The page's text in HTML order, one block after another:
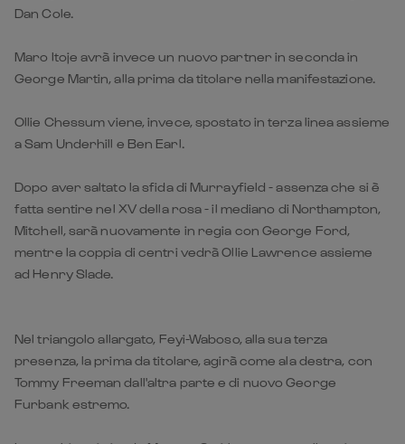
Dan Cole.
Maro Itoje avrà invece un nuovo partner in seconda in
George Martin, alla prima da titolare nella manifestazione.
Ollie Chessum viene, invece, spostato in terza linea assieme
a Sam Underhill e Ben Earl.
Dopo aver saltato la sfida di Murrayfield - assenza che si è
fatta sentire nel XV della rosa - il mediano di Northampton,
Mitchell, sarà nuovamente in regia con George Ford,
mentre la coppia di centri vedrà Ollie Lawrence assieme
ad Henry Slade.
Nel triangolo allargato, Feyi-Waboso, alla sua terza
presenza, la prima da titolare, agirà come ala destra, con
Tommy Freeman dall'altra parte e di nuovo George
Furbank estremo.